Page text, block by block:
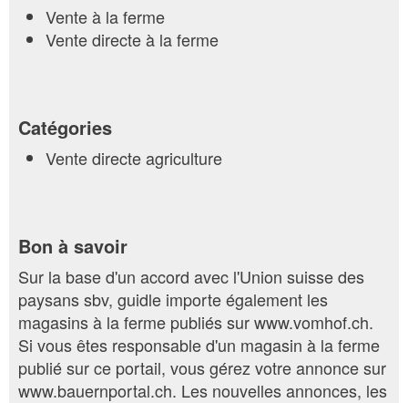
Vente à la ferme
Vente directe à la ferme
Catégories
Vente directe agriculture
Bon à savoir
Sur la base d'un accord avec l'Union suisse des
paysans sbv, guidle importe également les
magasins à la ferme publiés sur www.vomhof.ch.
Si vous êtes responsable d'un magasin à la ferme
publié sur ce portail, vous gérez votre annonce sur
www.bauernportal.ch. Les nouvelles annonces, les